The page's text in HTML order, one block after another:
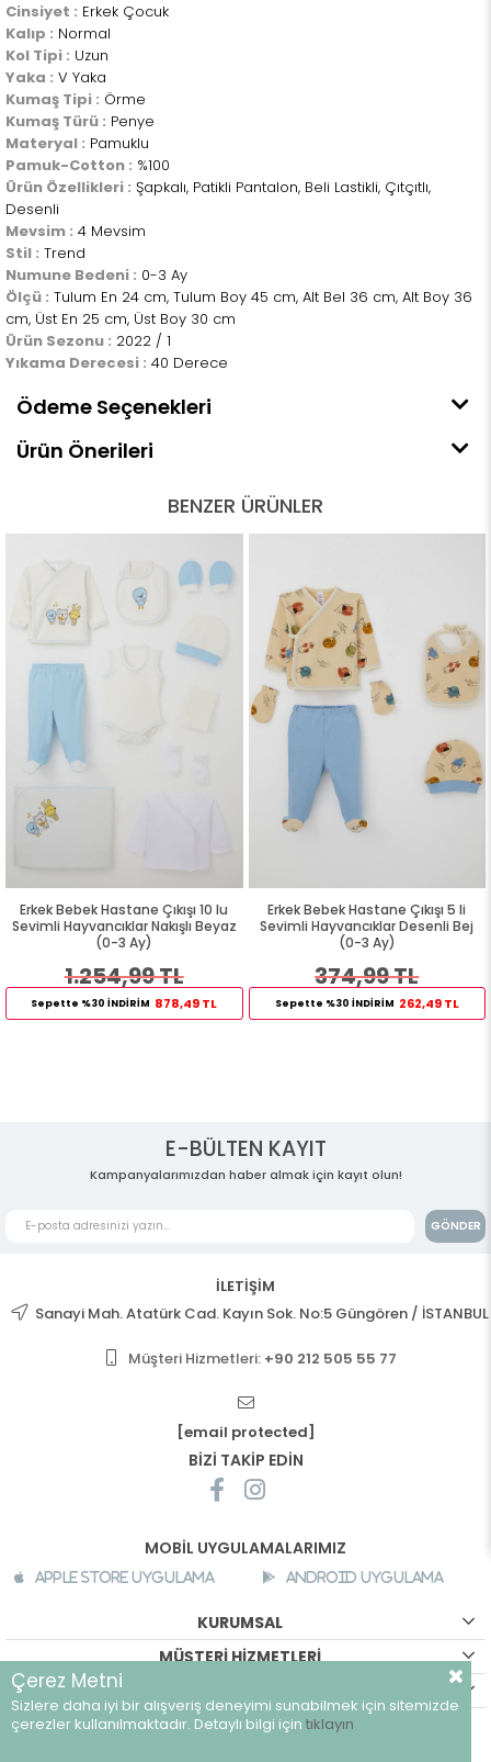
Cinsiyet : Erkek Çocuk
Kalıp : Normal
Kol Tipi : Uzun
Yaka : V Yaka
Kumaş Tipi : Örme
Kumaş Türü : Penye
Materyal : Pamuklu
Pamuk-Cotton : %100
Ürün Özellikleri : Şapkalı, Patikli Pantalon, Beli Lastikli, Çıtçıtlı,
Desenli
Mevsim : 4 Mevsim
Stil : Trend
Numune Bedeni : 0-3 Ay
Ölçü : Tulum En 24 cm, Tulum Boy 45 cm, Alt Bel 36 cm, Alt Boy 36
cm, Üst En 25 cm, Üst Boy 30 cm
Ürün Sezonu : 2022 / 1
Yıkama Derecesi : 40 Derece
Ödeme Seçenekleri
Ürün Önerileri
BENZER ÜRÜNLER
Bebek Hastane Çıkışı 10 lu
Hayvancıklar Nakışlı Beyaz
(0-3 Ay)
1.254,99 TL
%30 İNDİRİM 878,49 TL
Erkek Bebek Hastane Çıkışı 5 li
Sevimli Hayvancıklar Desenli Bej
(0-3 Ay)
374,99 TL
Sepette %30 İNDİRİM 262,49 TL
E-BÜLTEN KAYIT
Kampanyalarımızdan haber almak için kayıt olun!
GÖNDER
İLETİŞİM
Sanayi Mah. Atatürk Cad. Kayın Sok. No:5 Güngören / İSTANBUL
Müşteri Hizmetleri: +90 212 505 55 77
[email protected]
BİZİ TAKİP EDİN
MOBİL UYGULAMALARIMIZ
Apple Store Uygulama Android Uygulama
KURUMSAL
MÜŞTERİ HİZMETLERİ
©breeze.com.tr - Tüm hakları saklıdır.
Çerez Metni
Sizlere daha iyi bir alışveriş deneyimi sunabilmek için sitemizde
çerezler kullanılmaktadır. Detaylı bilgi için tıklayın